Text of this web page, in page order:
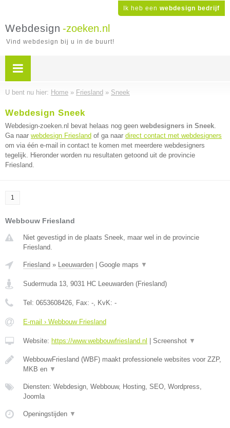
Ik heb een webdesign bedrijf
Webdesign -zoeken.nl
Vind webdesign bij u in de buurt!
U bent nu hier: Home » Friesland » Sneek
Webdesign Sneek
Webdesign-zoeken.nl bevat helaas nog geen webdesigners in Sneek.
Ga naar webdesign Friesland of ga naar direct contact met webdesigners
om via één e-mail in contact te komen met meerdere webdesigners
tegelijk. Hieronder worden nu resultaten getoond uit de provincie
Friesland.
1
Webbouw Friesland
Niet gevestigd in de plaats Sneek, maar wel in de provincie
Friesland.
Friesland » Leeuwarden Google maps ▼
Sudermuda 13, 9031 HC Leeuwarden (Friesland)
Tel: 0653608426, Fax: -, KvK: -
E-mail › Webbouw Friesland
Website: https://www.webbouwfriesland.nl Screenshot ▼
WebbouwFriesland (WBF) maakt professionele websites voor ZZP,
MKB en ▼
Diensten: Webdesign, Webbouw, Hosting, SEO, Wordpress,
Joomla
Openingstijden ▼